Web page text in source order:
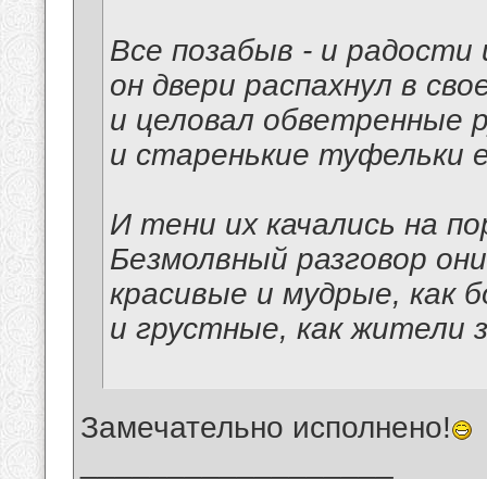
Все позабыв - и радости
он двери распахнул в
и целовал обветренные
и старенькие туфельки
И тени их качались на
Безмолвный разговор
красивые и мудрые, как
и грустные, как жители
Замечательно исполнено!